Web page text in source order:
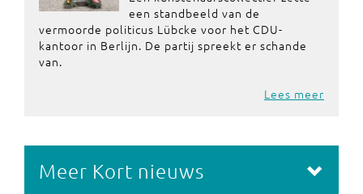
een standbeeld van de
vermoorde politicus Lübcke voor het CDU-
kantoor in Berlijn. De partij spreekt er schande
van.
Lees meer
Meer Kort nieuws